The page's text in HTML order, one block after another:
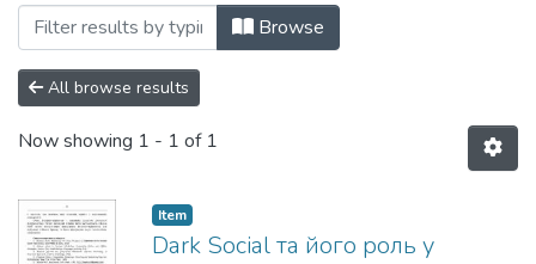
Browsing Том 2 by Subject "Dark Social"
Browse
All browse results
Now showing 1 - 1 of 1
Item
Dark Social та його роль у